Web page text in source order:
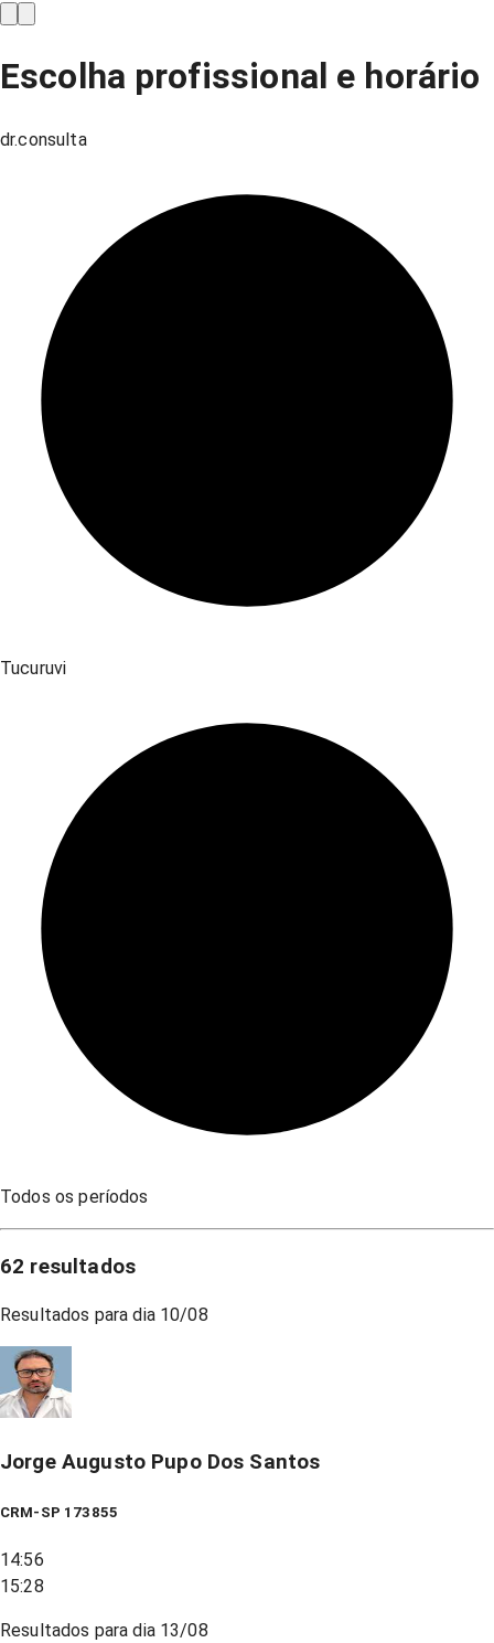
Escolha profissional e horário
dr.consulta
Tucuruvi
Todos os períodos
62 resultados
Resultados para dia 10/08
Jorge Augusto Pupo Dos Santos
CRM-SP 173855
14:56
15:28
Resultados para dia 13/08